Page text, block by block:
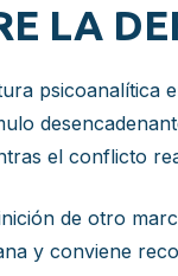
LA
psicoanalítica
el conflicto
de otro
y conviene